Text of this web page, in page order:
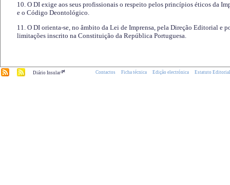
10. O DI exige aos seus profissionais o respeito pelos princípios éticos da
e o Código Deontológico.
11. O DI orienta-se, no âmbito da Lei de Imprensa, pela Direção Editorial e
limitações inscrito na Constituição da República Portuguesa.
Diário Insular.pt Contactos Ficha técnica Edição electrónica Estatuto Editorial